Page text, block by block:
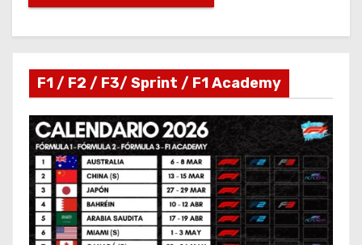
F1 / F2 / F3/ Sprint / F1 Academy